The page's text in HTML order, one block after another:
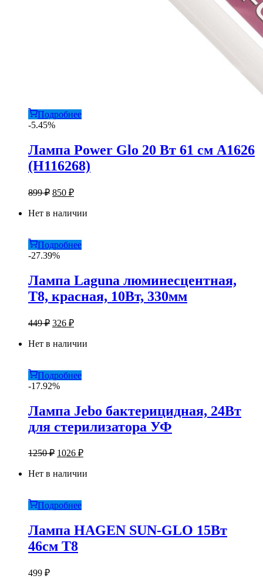
Подробнее
-5.45%
Лампа Power Glo 20 Вт 61 см A1626
(H116268)
899₽ Первоначальная
составляла
850 ₽Текущая
850 ₽.
Нет в наличии
Подробнее
-27.39%
Лампа Laguna люминесцентная,
T8, красная, 10Вт, 330мм
449₽ Первоначальная
составляла
326 ₽Текущая
326 ₽.
Нет в наличии
Подробнее
-17.92%
Лампа Jebo бактерицидная, 24Вт
для стерилизатора УФ
1250₽ Первоначальная
составляла
1026 ₽Текущая
1026 ₽.
Нет в наличии
Подробнее
Лампа HAGEN SUN-GLO 15Bт
46см Т8
499 ₽